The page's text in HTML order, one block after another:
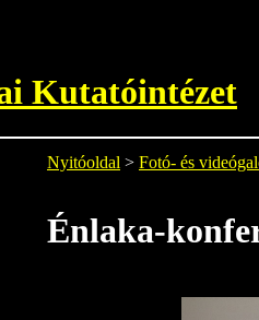
Kutatóintézet
Nyitóoldal > Fotó- és
Énlaka-